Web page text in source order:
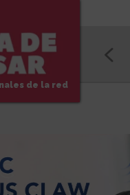
de la red